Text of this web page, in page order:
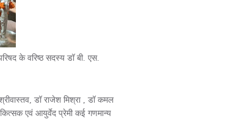
के वरिष्ठ सदस्य डॉ बी. एस.
डॉ राजेश मिश्रा , डॉ कमल
एवं आयुर्वेद प्रेमी कई गणमान्य